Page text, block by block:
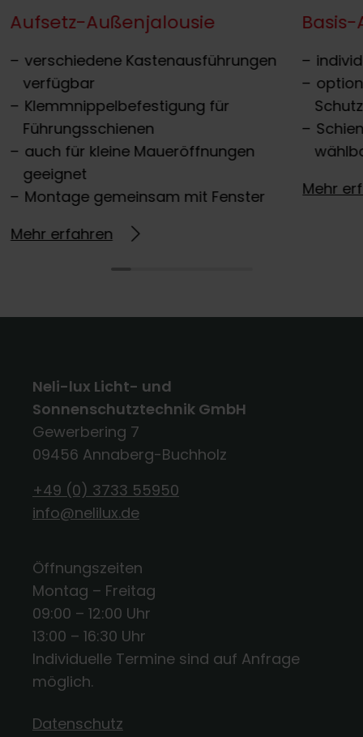
Aufsetz-Außenjalousie
verschiedene Kastenausführungen
verfügbar
Klemmnippelbefestigung für
Führungsschienen
auch für kleine Maueröffnungen
geeignet
Montage gemeinsam mit Fenster
Mehr erfahren
Schutz
Mehr
Neli-lux Licht- und
Sonnenschutztechnik GmbH
Gewerbering 7
09456 Annaberg-Buchholz
+49 (0) 3733 55950
info@nelilux.de
Öffnungszeiten
Montag – Freitag
09:00 – 12:00 Uhr
13:00 – 16:30 Uhr
Individuelle Termine sind auf Anfrage
möglich.
Datenschutz